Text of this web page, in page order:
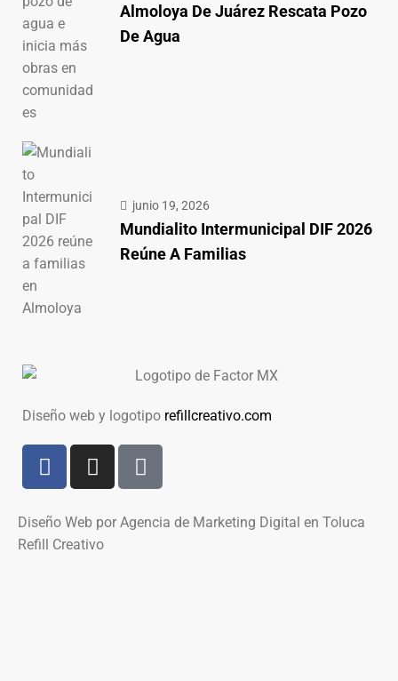
Almoloya De Juárez Rescata Pozo
De Agua
junio 19, 2026
Mundialito Intermunicipal DIF 2026
Reúne A Familias
Diseño web y logotipo refillcreativo.com
Diseño Web por Agencia de Marketing Digital en Toluca
Refill Creativo